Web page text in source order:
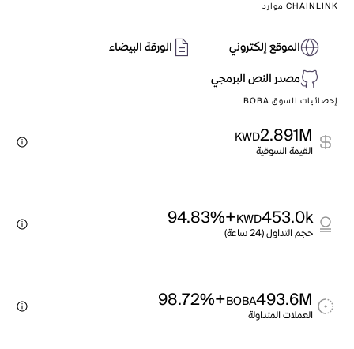
CHAINLINK موارد
الموقع إلكتروني
الورقة البيضاء
مصدر النص البرمجي
إحصائيات السوق BOBA
2.891M
KWD
القيمة السوقية
453.0k
KWD
+94.83%
حجم التداول (24 ساعة)
493.6M
BOBA
+98.72%
العملات المتداولة